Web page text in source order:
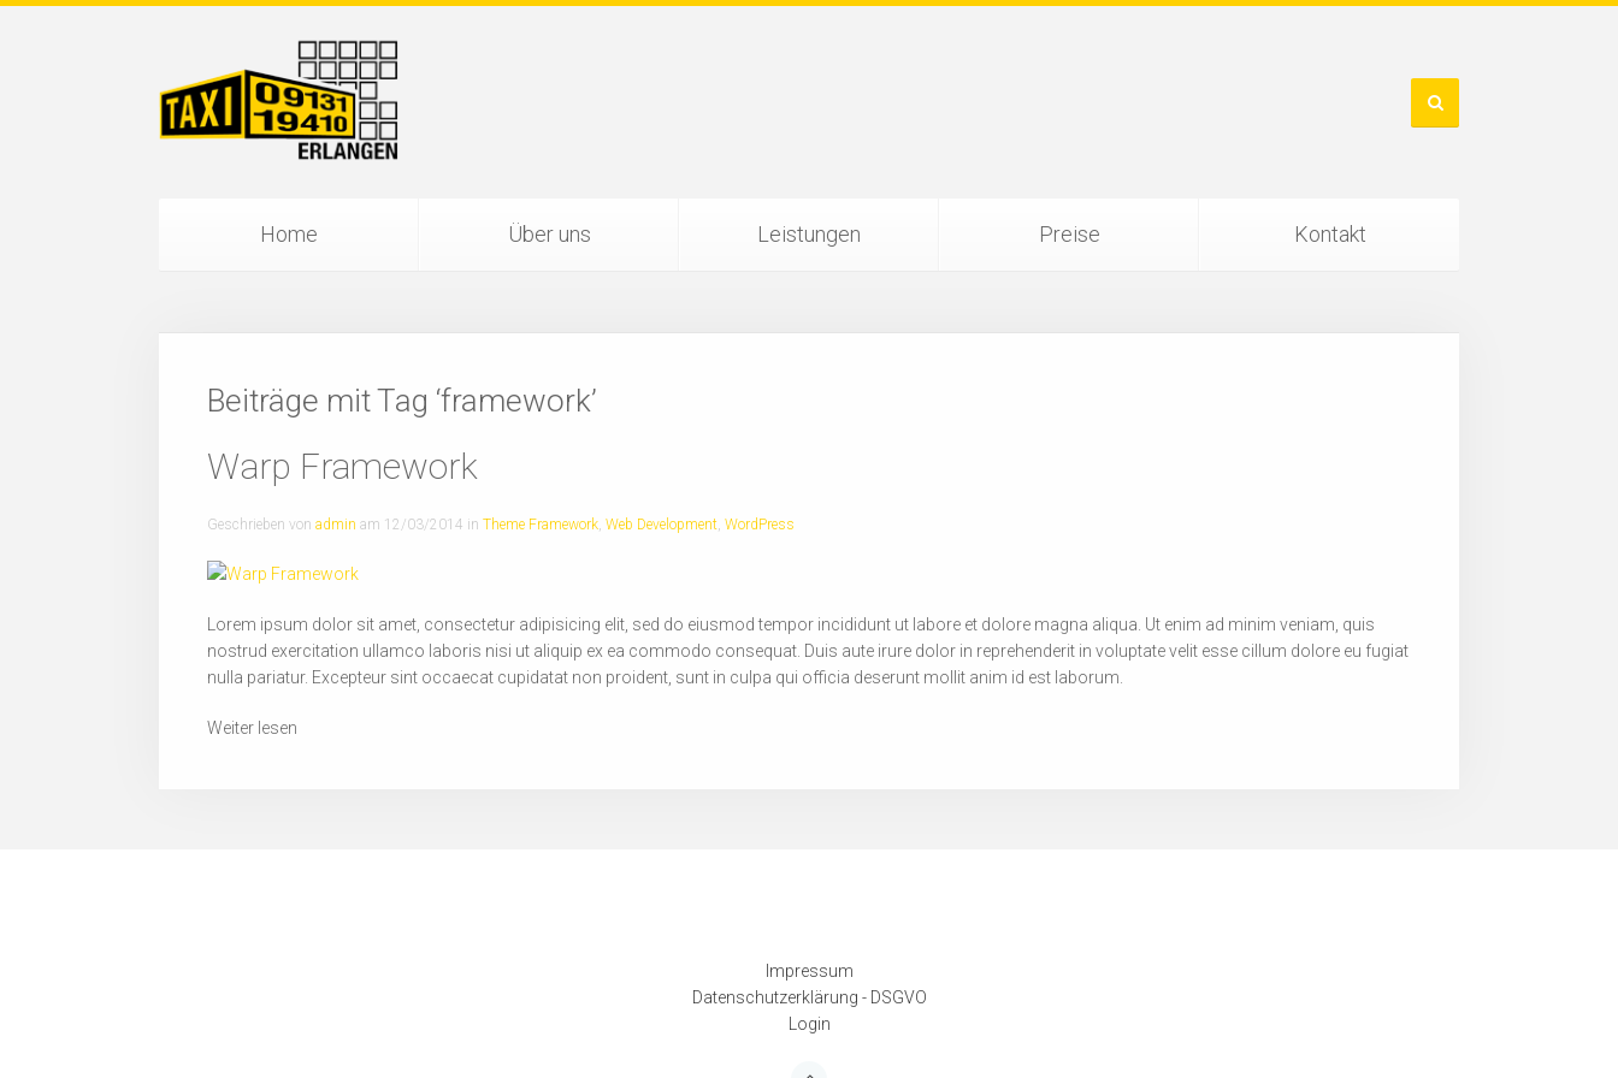
Home Über uns Leistungen Preise Kontakt
Beiträge mit Tag ‘framework’
Warp Framework
Geschrieben von admin am 12/03/2014 in Theme Framework, Web Development, WordPress
Lorem ipsum dolor sit amet, consectetur adipisicing elit, sed do eiusmod tempor incididunt ut labore et dolore magna aliqua. Ut enim ad minim veniam, quis
nostrud exercitation ullamco laboris nisi ut aliquip ex ea commodo consequat. Duis aute irure dolor in reprehenderit in voluptate velit esse cillum dolore eu fugiat
nulla pariatur. Excepteur sint occaecat cupidatat non proident, sunt in culpa qui officia deserunt mollit anim id est laborum.
Weiter lesen
Impressum
Datenschutzerklärung - DSGVO
Login